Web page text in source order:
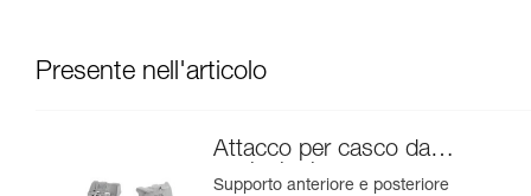
Presente nell'articolo
Attacco per casco da
speleologia
Supporto anteriore e posteriore